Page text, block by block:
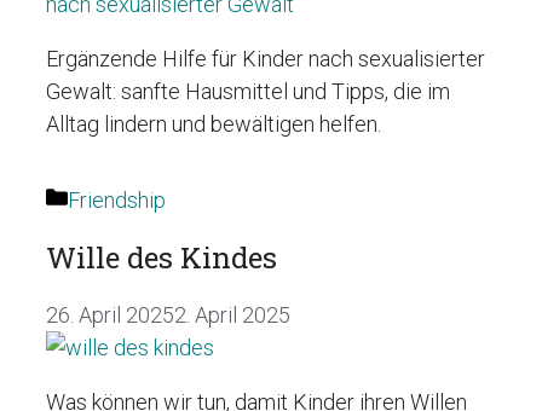
Ergänzende Hilfe für Kinder nach sexualisierter
Gewalt: sanfte Hausmittel und Tipps, die im
Alltag lindern und bewältigen helfen.
Kategorien
Friendship
Wille des Kindes
26. April 20252. April 2025
Was können wir tun, damit Kinder ihren Willen